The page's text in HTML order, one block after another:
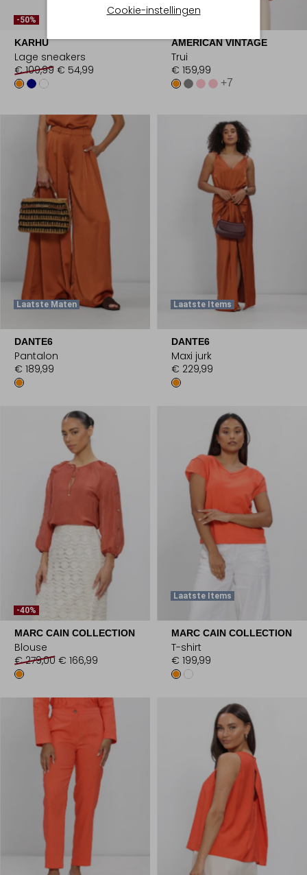
Cookie-instellingen
-50%
KARHU
Lage sneakers
€ 109,99 € 54,99
Laatste Items
AMERICAN VINTAGE
Trui
€ 159,99
+7
Laatste Maten
DANTE6
Pantalon
€ 189,99
Laatste Items
DANTE6
Maxi jurk
€ 229,99
-40%
MARC CAIN COLLECTION
Blouse
€ 279,00 € 166,99
Laatste Items
MARC CAIN COLLECTION
T-shirt
€ 199,99